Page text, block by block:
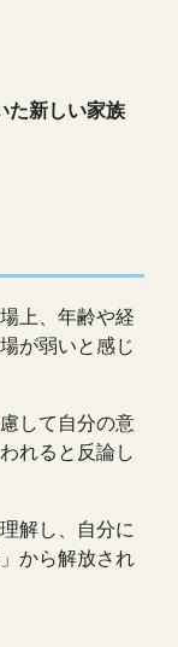
た新しい家族
上、年齢や経
が弱いと感じ
して自分の意
れると反論し
解し、自分に
から解放され